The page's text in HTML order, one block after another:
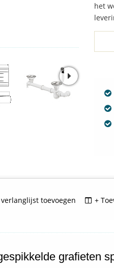
het
toevoegen +
grafieten